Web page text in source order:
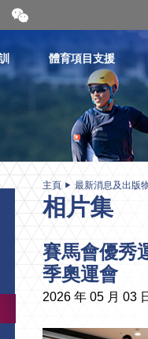
開
合
二
維
體育項目支援
主頁 最新消息及出版
相片集
賽馬會優秀
季奧運會
2026 年 05 月 03